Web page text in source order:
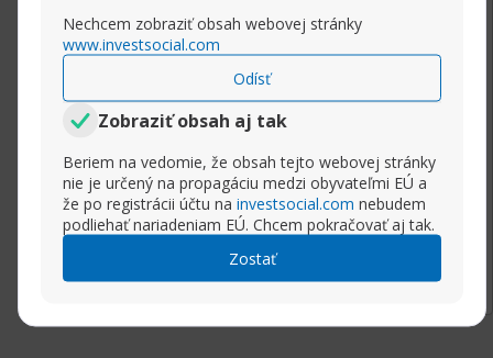
Nechcem zobraziť obsah webovej stránky
www.investsocial.com
Odísť
Zobraziť obsah aj tak
Beriem na vedomie, že obsah tejto webovej stránky
nie je určený na propagáciu medzi obyvateľmi EÚ a
že po registrácii účtu na investsocial.com nebudem
podliehať nariadeniam EÚ. Chcem pokračovať aj tak.
Zostať
histogramu, kde jeho stĺpce vyjadrujú
smerovanie pohybu ceny(modrý stĺpec
poukazuje na rast, červený upozorňuje na
pokles) a body vstupov na trh.
Ak existuje všeobecný rastový smer trendu na
na červenú, je čas na nákup aktív pretože cena
môže rásť v rámci celkového rastového trendu.
Zmena farby je signálom vstupu na trh.
Keď je na trhu klesajúci trend a
HMA_histogram sa zmenil na červený, mali by
spadnúť nadol vrámci celkového klesajúceho